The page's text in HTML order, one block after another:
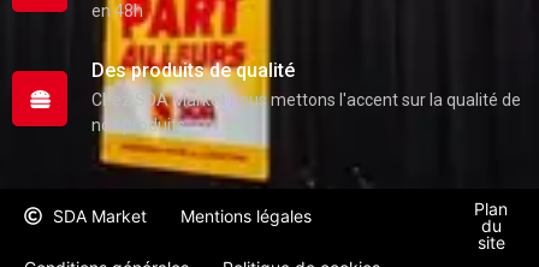
en 48h
Des produits de qualité
Chez SDA Market nous mettons l'accent sur la qualité de
nos produits
SDA Market Mentions légales
Plan
du
site